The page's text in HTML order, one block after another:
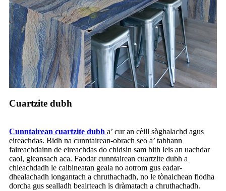
Cuartzite dubh
Cunntairean cuartzite dubh a’ cur an cèill sòghalachd agus
eireachdas. Bidh na cunntairean-obrach seo a’ tabhann
faireachdainn de eireachdas do chidsin sam bith leis an uachdar
caol, gleansach aca. Faodar cunntairean cuartzite dubh a
chleachdadh le caibineatan geala no aotrom gus eadar-
dhealachadh iongantach a chruthachadh, no le tònaichean fiodha
dorcha gus sealladh beairteach is dràmatach a chruthachadh.